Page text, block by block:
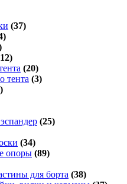
(37)
(20)
тента (3)
(25)
(34)
опоры (89)
для борта (38)